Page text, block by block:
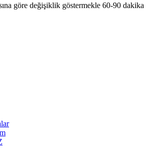
göre değişiklik göstermekle 60-90 dakika